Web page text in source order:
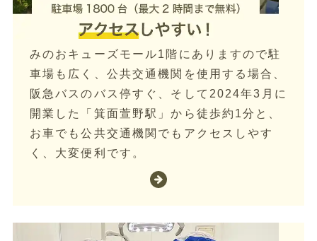
みのおキューズモール1階にありますので駐
車場も広く、公共交通機関を使用する場合、
阪急バスのバス停すぐ、そして2024年3月に
開業した「箕面萱野駅」から徒歩約1分と、
お車でも公共交通機関でもアクセスしやす
く、大変便利です。